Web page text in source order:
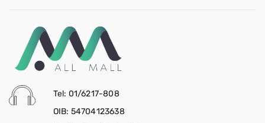
Tel: 01/6217-808
OIB: 54704123638